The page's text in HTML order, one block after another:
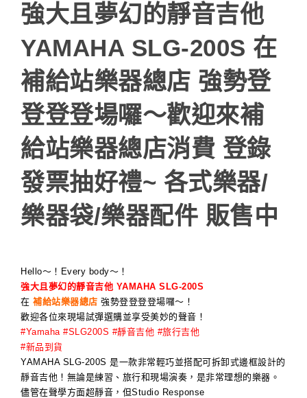
強大且夢幻的靜音吉他
YAMAHA SLG-200S 在
補給站樂器總店 強勢登
登登登場囉～歡迎來補
給站樂器總店消費 登錄
發票抽好禮~ 各式樂器/
樂器袋/樂器配件 販售中
Hello～！Every body～！
強大且夢幻的靜音吉他 YAMAHA SLG-200S
在 補給站樂器總店 強勢登登登登場囉～！
歡迎各位來現場試彈選購並享受美妙的聲音！
#Yamaha #SLG200S #靜音吉他 #旅行吉他
#新品到貨
YAMAHA SLG-200S 是一款非常輕巧並搭配可拆卸式邊框設計的
靜音吉他！無論是練習、旅行和現場演奏，是非常理想的樂器。
儘管在聲學方面超靜音，但Studio Response